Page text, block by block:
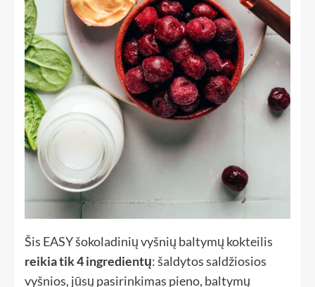
Šis EASY šokoladinių vyšnių baltymų kokteilis
reikia tik 4 ingredientų: šaldytos saldžiosios
vyšnios, jūsų pasirinkimas pieno, baltymų